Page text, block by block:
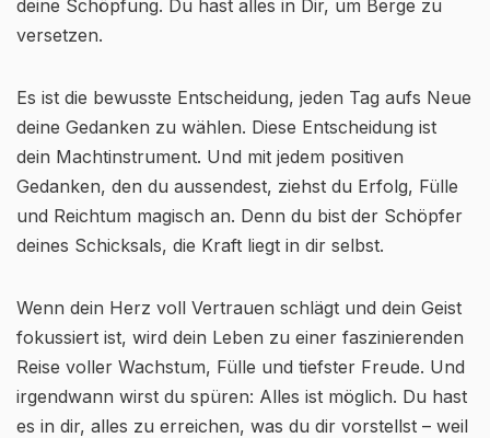
deine Schöpfung. Du hast alles in Dir, um Berge zu
versetzen.
Es ist die bewusste Entscheidung, jeden Tag aufs Neue
deine Gedanken zu wählen. Diese Entscheidung ist
dein Machtinstrument. Und mit jedem positiven
Gedanken, den du aussendest, ziehst du Erfolg, Fülle
und Reichtum magisch an. Denn du bist der Schöpfer
deines Schicksals, die Kraft liegt in dir selbst.
Wenn dein Herz voll Vertrauen schlägt und dein Geist
fokussiert ist, wird dein Leben zu einer faszinierenden
Reise voller Wachstum, Fülle und tiefster Freude. Und
irgendwann wirst du spüren: Alles ist möglich. Du hast
es in dir, alles zu erreichen, was du dir vorstellst – weil